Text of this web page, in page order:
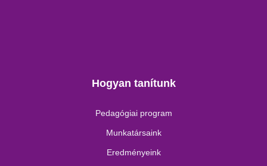
Hogyan tanítunk
Pedagógiai program
Munkatársaink
Eredményeink